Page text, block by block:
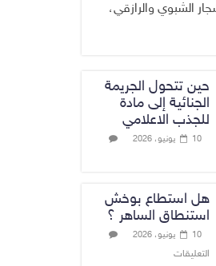
الشبوي والرازقي،
حين تتحول الجريمة
الجنائية إلى مادة
للجذب الاعلامي
10 يونيو، 2026
هل استطاع بوخش
استنطاق الساهر ؟
10 يونيو، 2026
التعليقات